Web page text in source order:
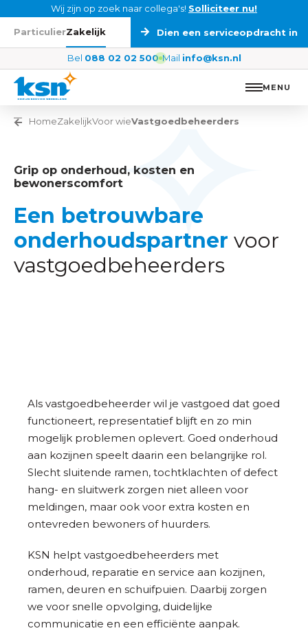
Ga naar de inhoudWij zijn op zoek naar collega's! Solliciteer nu!
ParticulierZakelijk Dien een serviceopdracht in
Bel 088 02 02 500 Mail info@ksn.nl
MENU
Vorige pagina
HomeZakelijkVoor wieVastgoedbeheerders
Grip op onderhoud, kosten en
bewonerscomfort
Een betrouwbare
onderhoudspartner voor
vastgoedbeheerders
Als vastgoedbeheerder wil je vastgoed dat goed
functioneert, representatief blijft en zo min
mogelijk problemen oplevert. Goed onderhoud
aan kozijnen speelt daarin een belangrijke rol.
Slecht sluitende ramen, tochtklachten of defect
hang- en sluitwerk zorgen niet alleen voor
meldingen, maar ook voor extra kosten en
ontevreden bewoners of huurders.
KSN helpt vastgoedbeheerders met
onderhoud, reparatie en service aan kozijnen,
ramen, deuren en schuifpuien. Daarbij zorgen
we voor snelle opvolging, duidelijke
communicatie en een efficiënte aanpak.